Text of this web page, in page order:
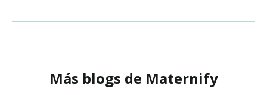
Más blogs de Maternify